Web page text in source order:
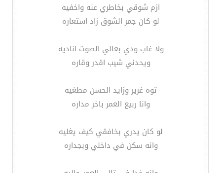
ازم شوقي بخاطري عنه واخفيه
لو كان جمر الشوق زاد استعاره
ولا غاب ودي بعالي الصوت اناديه
ويحدني شيب اقدر وقاره
توه غرير وزايد الحسن مطغيه
وانا ربيع العمر باخر مداره
لو كان يدري بخافقي كيف يغليه
وانه سكن في داخلي وبجداره